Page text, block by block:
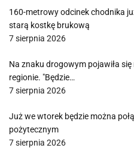
160-metrowy odcinek chodnika
starą kostkę brukową
7 sierpnia 2026
Na znaku drogowym pojawiła
regionie. "Będzie…
7 sierpnia 2026
Już we wtorek będzie można
pożytecznym
7 sierpnia 2026